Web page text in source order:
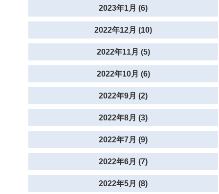
2023年1月 (6)
2022年12月 (10)
2022年11月 (5)
2022年10月 (6)
2022年9月 (2)
2022年8月 (3)
2022年7月 (9)
2022年6月 (7)
2022年5月 (8)